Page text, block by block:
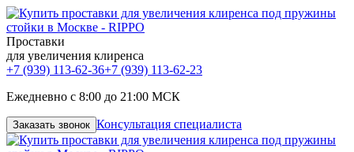
Проставки
для увеличения клиренса
+7 (939) 113-62-36+7 (939) 113-62-23
Ежедневно с 8:00 до 21:00 МСК
Заказать звонок Консультация специалиста